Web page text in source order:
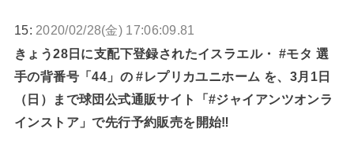
15: 2020/02/28(金) 17:06:09.81
きょう28日に支配下登録されたイスラエル・ #モタ 選
手の背番号「44」の #レプリカユニホーム を、3月1日
（日）まで球団公式通販サイト「#ジャイアンツオンラ
インストア」で先行予約販売を開始‼